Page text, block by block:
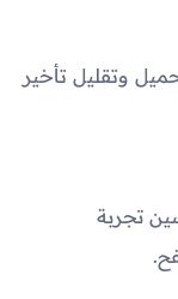
وتقليل تأخير
تجربة